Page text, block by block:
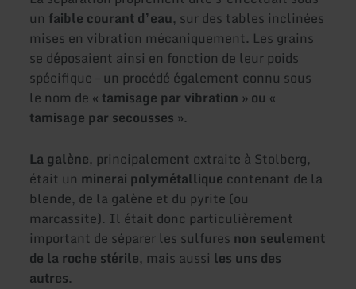
un faible courant d’eau, sur des tables inclinées
mises en vibration mécaniquement. Les grains
se déposaient ainsi en fonction de leur poids
spécifique – un procédé également connu sous
le nom de « tamisage par vibration » ou «
tamisage par secousses ».
La galène, principalement extraite à Stolberg,
était un minerai polymétallique contenant de la
blende, de la galène et du pyrite (ou
marcassite). Il était donc particulièrement
important de séparer les sulfures non seulement
de la roche stérile, mais aussi les uns des
autres.